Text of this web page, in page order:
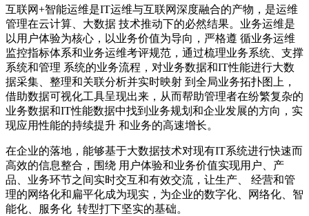
互联网+智能运维是IT运维与互联网深度融合的产物，是运维
管理在云计算、大数据 技术推动下的必然结果。业务运维是
以用户体验为核心，以业务价值为导向，严格遵 循业务运维
监控指标体系和业务运维考评规范，通过梳理业务系统、支撑
系统和管理 系统的业务流程，对业务数据和IT性能进行大数
据采集、整理和关联分析并实时映射 到全局业务拓扑图上，
借助数据可视化工具呈现出来，从而帮助管理者在纷繁复杂的
业务数据和IT性能数据中找到业务规划和企业发展的方向，实
现应用性能的持续提升 和业务的高速增长。
在企业的落地，能够基于大数据技术对现有IT系统进行快速而
高效的信息整合，围绕 用户体验和业务价值实现用户、产
品、业务环节之间实时交互和有效交流，让生产、 经营和管
理的网络化和扁平化成为现实，为企业的数字化、网络化、智
能化、服务化 转型打下坚实的基础。